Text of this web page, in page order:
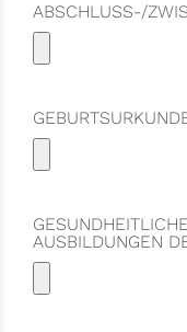
ABSCHLUSS-/
AUSBILDUNGEN